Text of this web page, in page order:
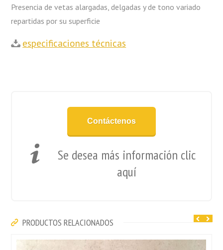
Presencia de vetas alargadas, delgadas y de tono variado
repartidas por su superficie
especificaciones técnicas
Contáctenos
Se desea más información clic
aquí
PRODUCTOS RELACIONADOS